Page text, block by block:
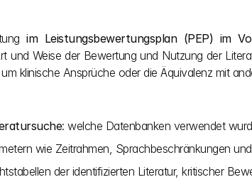
im Leistungsbewertungsplan (PEP) im
und Weise der Bewertung und Nutzung der
klinische Ansprüche oder die Äquivalenz mit
: welche Datenbanken verwendet
wie Zeitrahmen, Sprachbeschränkungen
der identifizierten Literatur, kritischer